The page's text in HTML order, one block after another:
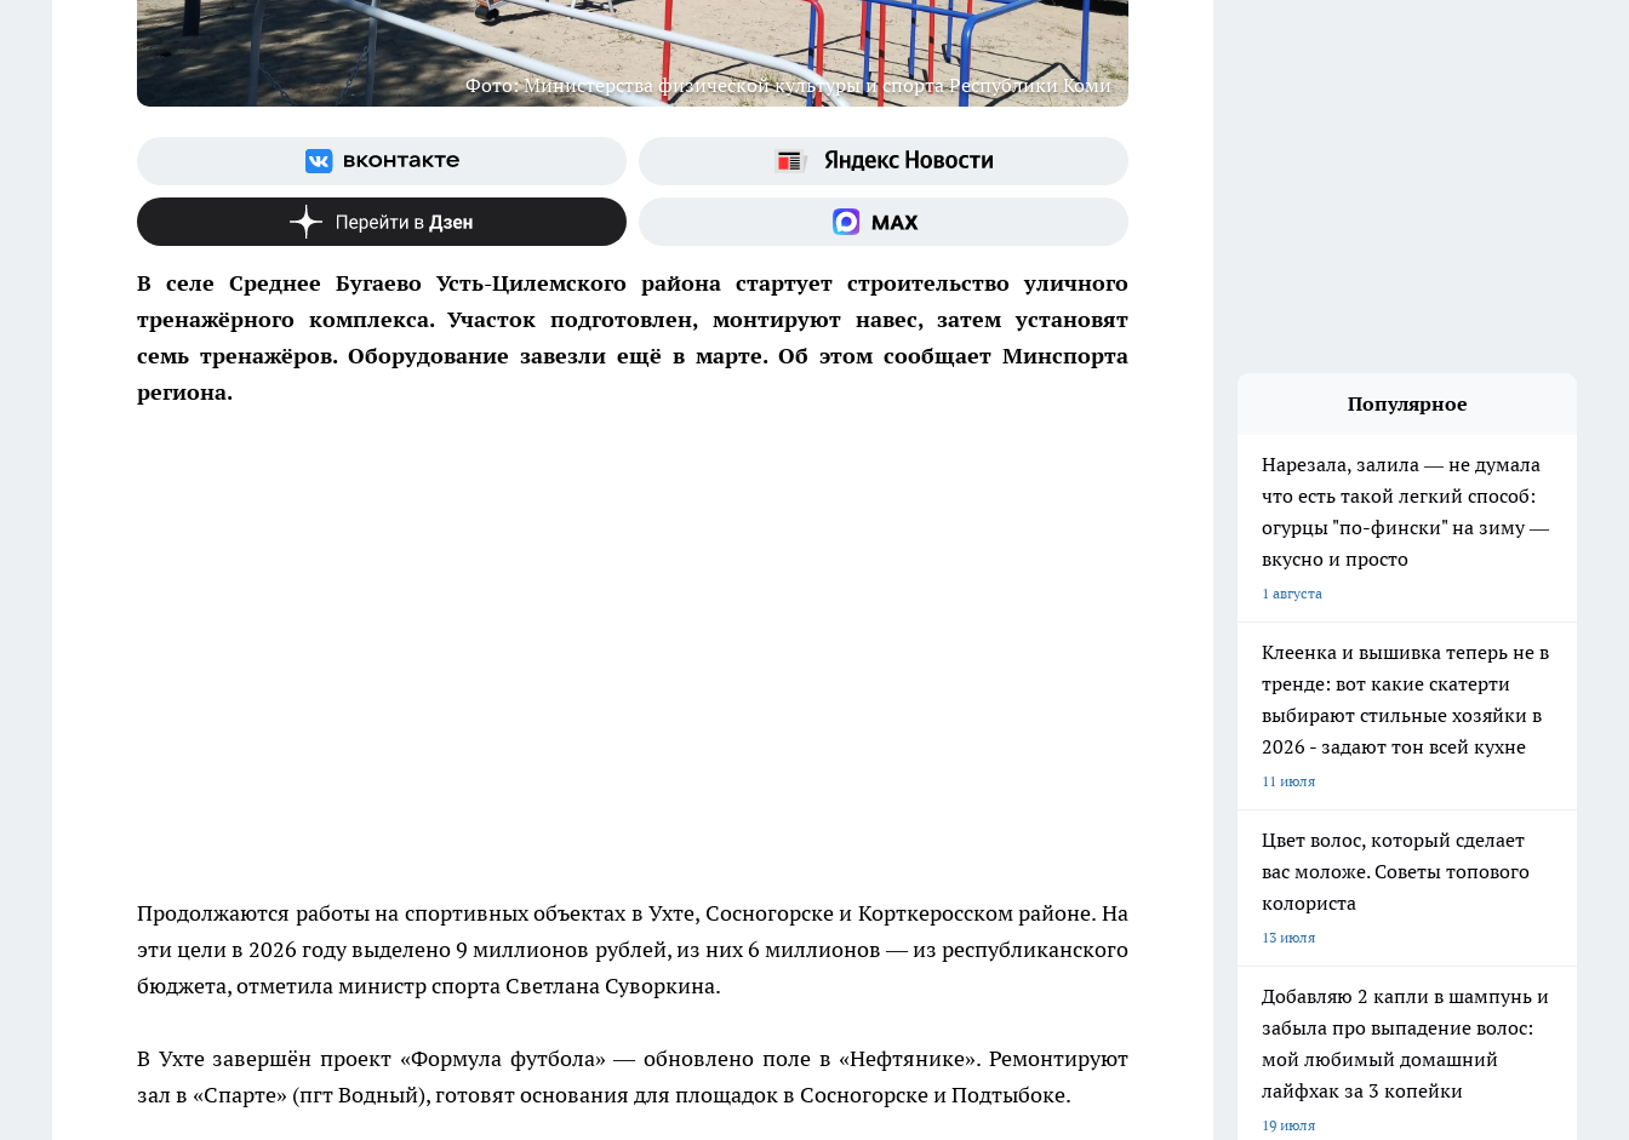
Фото: Министерства физической культуры и спорта Республики Коми
В селе Среднее Бугаево Усть-Цилемского района стартует строительство уличного
тренажёрного комплекса. Участок подготовлен, монтируют навес, затем установят
семь тренажёров. Оборудование завезли ещё в марте. Об этом сообщает Минспорта
региона.
Продолжаются работы на спортивных объектах в Ухте, Сосногорске и Корткеросском районе. На
эти цели в 2026 году выделено 9 миллионов рублей, из них 6 миллионов — из республиканского
бюджета, отметила министр спорта Светлана Суворкина.
В Ухте завершён проект «Формула футбола» — обновлено поле в «Нефтянике». Ремонтируют
зал в «Спарте» (пгт Водный), готовят основания для площадок в Сосногорске и Подтыбоке.
Популярное
Нарезала, залила — не думала
что есть такой легкий способ:
огурцы "по-фински" на зиму —
вкусно и просто
1 августа
Клеенка и вышивка теперь не в
тренде: вот какие скатерти
выбирают стильные хозяйки в
2026 - задают тон всей кухне
11 июля
Цвет волос, который сделает
вас моложе. Советы топового
колориста
13 июля
Добавляю 2 капли в шампунь и
забыла про выпадение волос:
мой любимый домашний
лайфхак за 3 копейки
19 июля